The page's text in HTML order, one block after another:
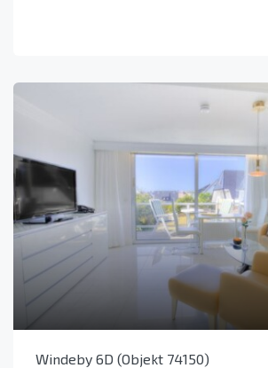
Windeby 6D (Objekt 74150)